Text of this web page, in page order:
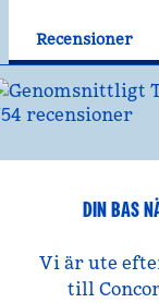
Recensioner
DIN BAS
Vi är ute
till